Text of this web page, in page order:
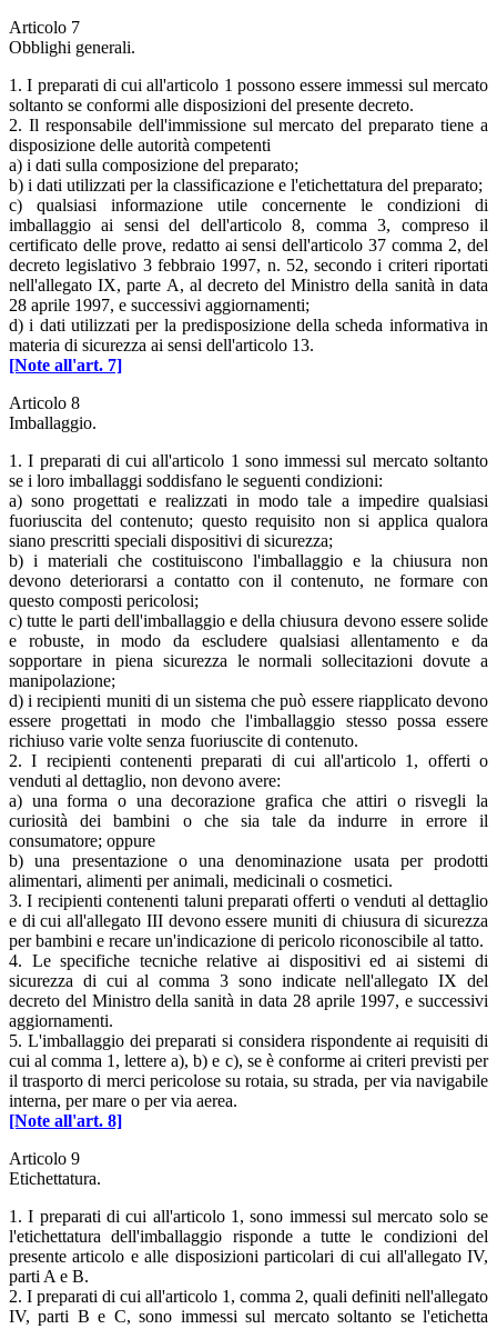
Articolo 7
Obblighi generali.
1. I preparati di cui all'articolo 1 possono essere immessi sul mercato
soltanto se conformi alle disposizioni del presente decreto.
2. Il responsabile dell'immissione sul mercato del preparato tiene a
disposizione delle autorità competenti
a) i dati sulla composizione del preparato;
b) i dati utilizzati per la classificazione e l'etichettatura del preparato;
c) qualsiasi informazione utile concernente le condizioni di
imballaggio ai sensi del dell'articolo 8, comma 3, compreso il
certificato delle prove, redatto ai sensi dell'articolo 37 comma 2, del
decreto legislativo 3 febbraio 1997, n. 52, secondo i criteri riportati
nell'allegato IX, parte A, al decreto del Ministro della sanità in data
28 aprile 1997, e successivi aggiornamenti;
d) i dati utilizzati per la predisposizione della scheda informativa in
materia di sicurezza ai sensi dell'articolo 13.
[Note all'art. 7]
Articolo 8
Imballaggio.
1. I preparati di cui all'articolo 1 sono immessi sul mercato soltanto
se i loro imballaggi soddisfano le seguenti condizioni:
a) sono progettati e realizzati in modo tale a impedire qualsiasi
fuoriuscita del contenuto; questo requisito non si applica qualora
siano prescritti speciali dispositivi di sicurezza;
b) i materiali che costituiscono l'imballaggio e la chiusura non
devono deteriorarsi a contatto con il contenuto, ne formare con
questo composti pericolosi;
c) tutte le parti dell'imballaggio e della chiusura devono essere solide
e robuste, in modo da escludere qualsiasi allentamento e da
sopportare in piena sicurezza le normali sollecitazioni dovute a
manipolazione;
d) i recipienti muniti di un sistema che può essere riapplicato devono
essere progettati in modo che l'imballaggio stesso possa essere
richiuso varie volte senza fuoriuscite di contenuto.
2. I recipienti contenenti preparati di cui all'articolo 1, offerti o
venduti al dettaglio, non devono avere:
a) una forma o una decorazione grafica che attiri o risvegli la
curiosità dei bambini o che sia tale da indurre in errore il
consumatore; oppure
b) una presentazione o una denominazione usata per prodotti
alimentari, alimenti per animali, medicinali o cosmetici.
3. I recipienti contenenti taluni preparati offerti o venduti al dettaglio
e di cui all'allegato III devono essere muniti di chiusura di sicurezza
per bambini e recare un'indicazione di pericolo riconoscibile al tatto.
4. Le specifiche tecniche relative ai dispositivi ed ai sistemi di
sicurezza di cui al comma 3 sono indicate nell'allegato IX del
decreto del Ministro della sanità in data 28 aprile 1997, e successivi
aggiornamenti.
5. L'imballaggio dei preparati si considera rispondente ai requisiti di
cui al comma 1, lettere a), b) e c), se è conforme ai criteri previsti per
il trasporto di merci pericolose su rotaia, su strada, per via navigabile
interna, per mare o per via aerea.
[Note all'art. 8]
Articolo 9
Etichettatura.
1. I preparati di cui all'articolo 1, sono immessi sul mercato solo se
l'etichettatura dell'imballaggio risponde a tutte le condizioni del
presente articolo e alle disposizioni particolari di cui all'allegato IV,
parti A e B.
2. I preparati di cui all'articolo 1, comma 2, quali definiti nell'allegato
IV, parti B e C, sono immessi sul mercato soltanto se l'etichetta